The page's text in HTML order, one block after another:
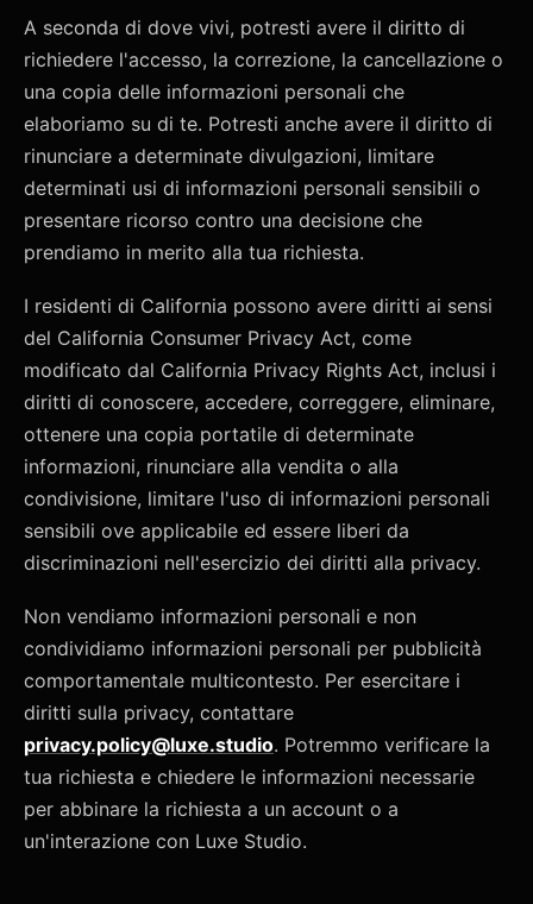
A seconda di dove vivi, potresti avere il diritto di
richiedere l'accesso, la correzione, la cancellazione o
una copia delle informazioni personali che
elaboriamo su di te. Potresti anche avere il diritto di
rinunciare a determinate divulgazioni, limitare
determinati usi di informazioni personali sensibili o
presentare ricorso contro una decisione che
prendiamo in merito alla tua richiesta.
I residenti di California possono avere diritti ai sensi
del California Consumer Privacy Act, come
modificato dal California Privacy Rights Act, inclusi i
diritti di conoscere, accedere, correggere, eliminare,
ottenere una copia portatile di determinate
informazioni, rinunciare alla vendita o alla
condivisione, limitare l'uso di informazioni personali
sensibili ove applicabile ed essere liberi da
discriminazioni nell'esercizio dei diritti alla privacy.
Non vendiamo informazioni personali e non
condividiamo informazioni personali per pubblicità
comportamentale multicontesto. Per esercitare i
diritti sulla privacy, contattare
privacy.policy@luxe.studio. Potremmo verificare la
tua richiesta e chiedere le informazioni necessarie
per abbinare la richiesta a un account o a
un'interazione con Luxe Studio.